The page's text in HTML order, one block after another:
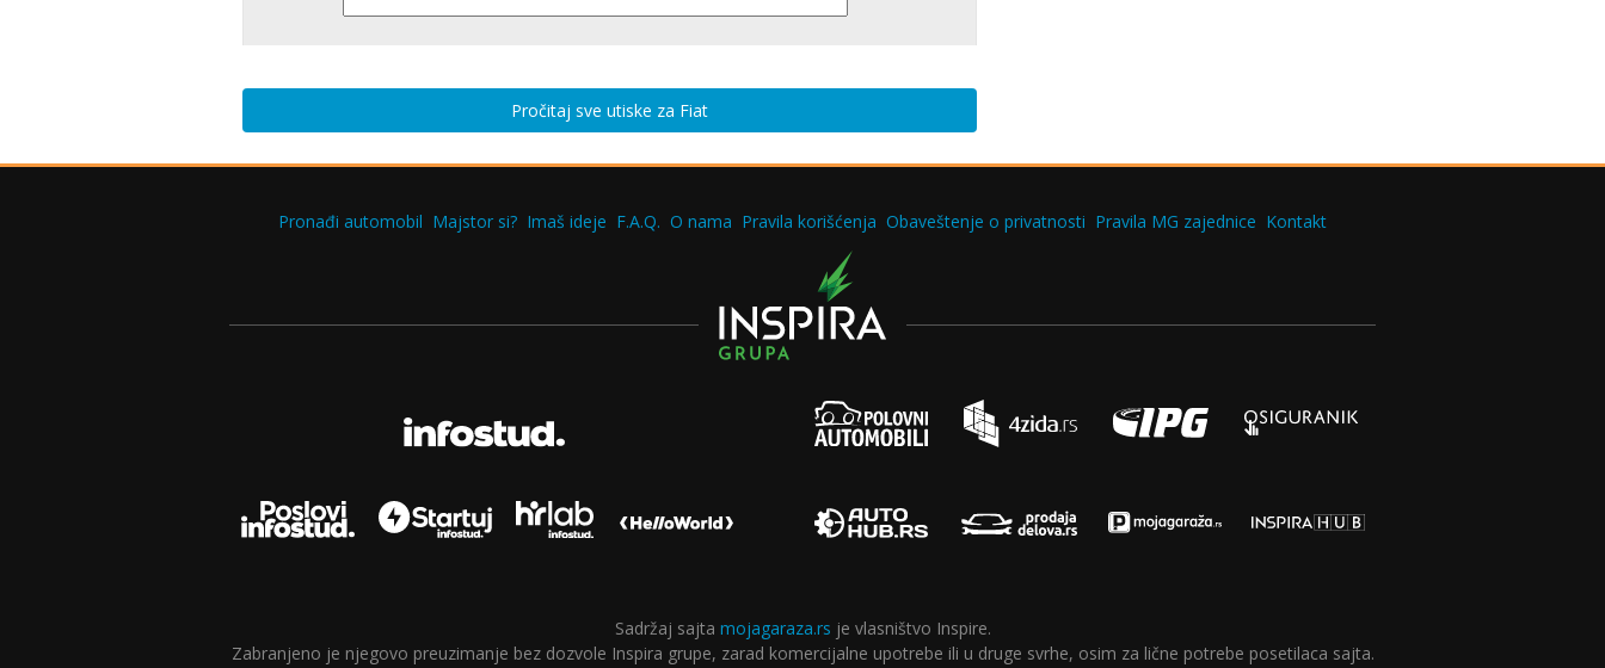
Pročitaj sve utiske za Fiat
Pronađi automobil Majstor si? Imaš ideje F.A.Q. O nama Pravila korišćenja Obaveštenje o privatnosti Pravila MG zajednice Kontakt
Sadržaj sajta mojagaraza.rs je vlasništvo Inspire.
Zabranjeno je njegovo preuzimanje bez dozvole Inspira grupe, zarad komercijalne upotrebe ili u druge svrhe, osim za lične potrebe posetilaca sajta.